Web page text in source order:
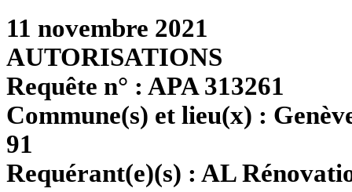
11 novembre 2021
AUTORISATIONS
Requête n° : APA 313261
Commune(s) et lieu(x) :
91
Requérant(e)(s) : AL